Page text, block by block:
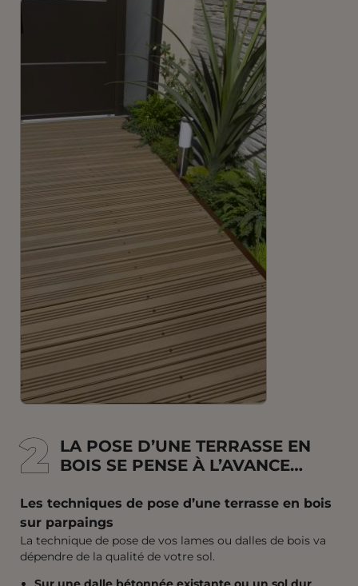
2
2
LA POSE D’UNE TERRASSE EN
BOIS SE PENSE À L’AVANCE…
Les techniques de pose d’une terrasse en bois
sur parpaings
La technique de pose de vos lames ou dalles de bois va
dépendre de la qualité de votre sol.